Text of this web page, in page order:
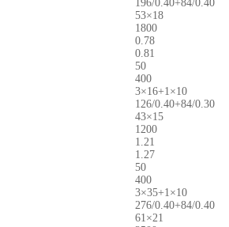
196/0.40+84/0.40
53×18
1800
0.78
0.81
50
400
3×16+1×10
126/0.40+84/0.30
43×15
1200
1.21
1.27
50
400
3×35+1×10
276/0.40+84/0.40
61×21